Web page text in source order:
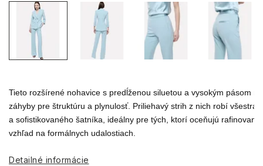
Tieto rozšírené nohavice s predĺženou siluetou a vysokým pásom
záhyby pre štruktúru a plynulosť. Priliehavý strih z nich robí
a sofistikovaného šatníka, ideálny pre tých, ktorí oceňujú
vzhľad na formálnych udalostiach.
Detailné informácie